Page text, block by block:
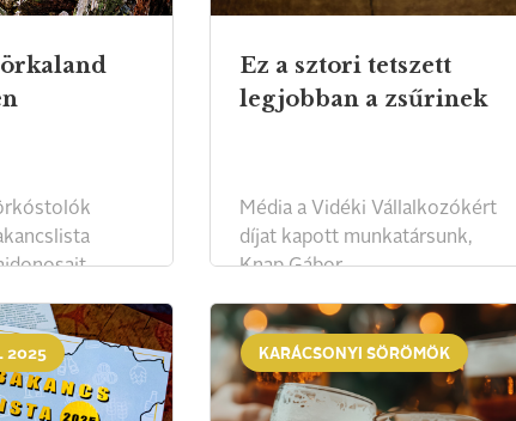
Ez a sztori tetszett
legjobban a zsűrinek
Média a Vidéki Vállalkozókért
díjat kapott munkatársunk,
Knap Gábor.
2025 KARÁCSONYI SÖRÖMÖK